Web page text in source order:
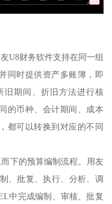
U8财务软件支持在同一组
同时提供资产多账簿，即
旧期间、折旧方法进行核
的币种、会计期间、成本
都可以转换到对应的不同
下的预算编制流程。用友
、批复、执行、分析、调
中完成编制、审核、批复